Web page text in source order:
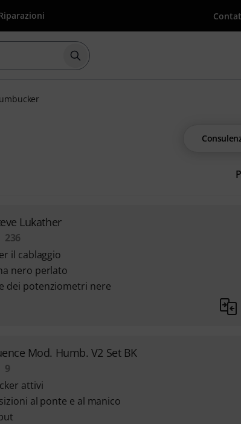
Avviare la ricerca con il termine di
Lukather
236
il cablaggio
nero perlato
dei potenziometri nere
Mod. Humb. V2 Set BK
9
attivi
al ponte e al manico